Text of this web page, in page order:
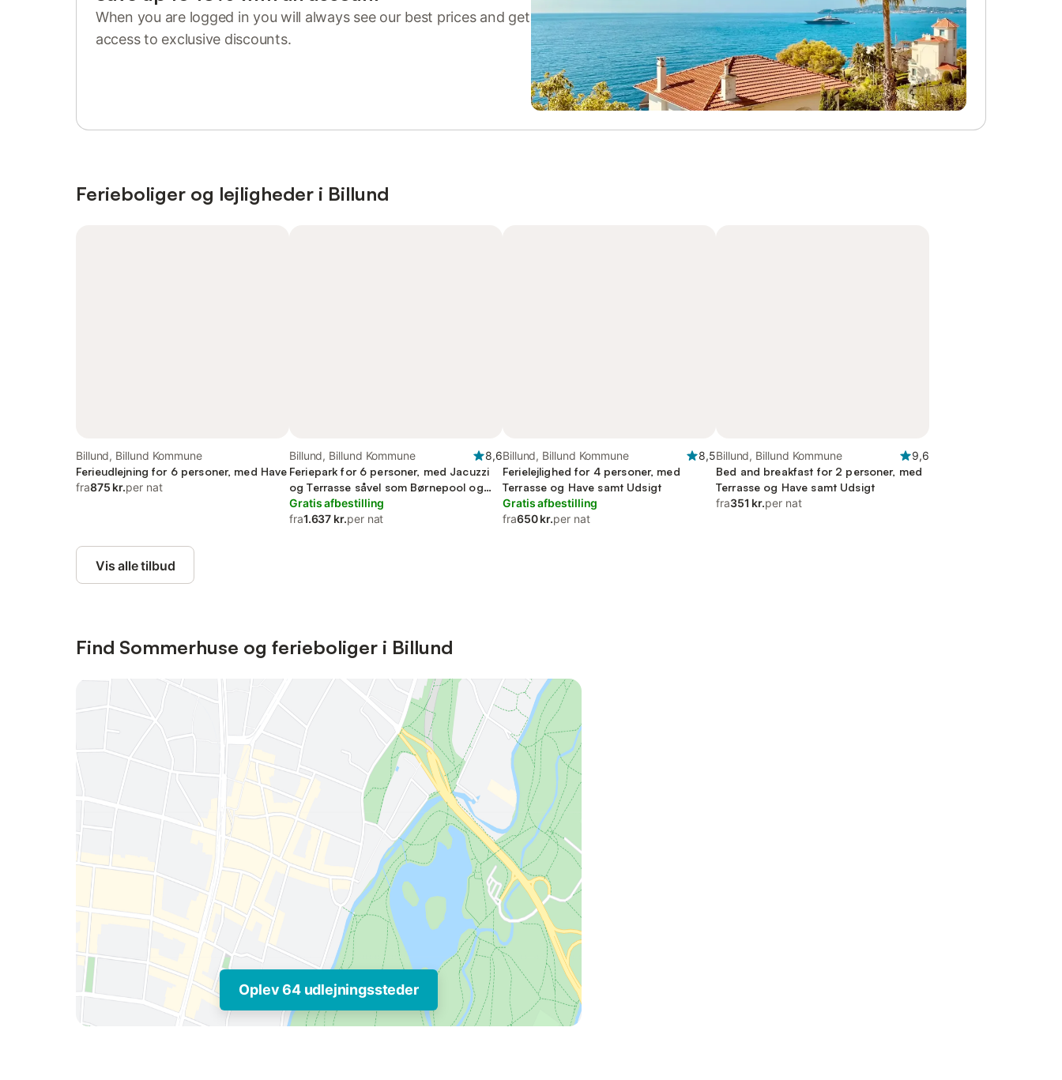
When you are logged in you will always see our best prices and get
access to exclusive discounts.
Ferieboliger og lejligheder i Billund
Billund, Billund Kommune
Ferieudlejning for 6 personer, med Have
fra875 kr.per nat
Billund, Billund Kommune
8,6
Feriepark for 6 personer, med Jacuzzi
og Terrasse såvel som Børnepool og
Pool
Gratis afbestilling
fra1.637 kr.per nat
Billund, Billund Kommune
8,5
Ferielejlighed for 4 personer, med
Terrasse og Have samt Udsigt
Gratis afbestilling
fra650 kr.per nat
Billund, Billund Kommune
9,6
Bed and breakfast for 2 personer, med
Terrasse og Have samt Udsigt
fra351 kr.per nat
Vis alle tilbud
Find Sommerhuse og ferieboliger i Billund
Oplev 64 udlejningssteder